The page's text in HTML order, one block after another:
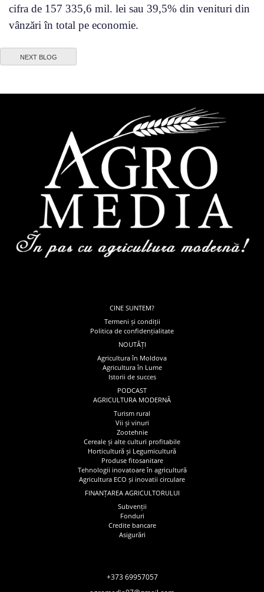
cifra de 157 335,6 mil. lei sau 39,5% din venituri din
vânzări în total pe economie.
NEXT BLOG
CINE SUNTEM?
Termeni și condiții
Politica de confidențialitate
NOUTĂȚI
Agricultura în Moldova
Agricultura în Lume
Istorii de succes
PODCAST
AGRICULTURA MODERNĂ
Turism rural
Vii și vinuri
Zootehnie
Cereale și alte culturi profitabile
Horticultură și Legumicultură
Produse fitosanitare
Tehnologii inovatoare în agricultură
Agricultura ECO și inovatii circulare
FINANȚAREA AGRICULTORULUI
Subvenții
Fonduri
Credite bancare
Asigurări
+373 69957057